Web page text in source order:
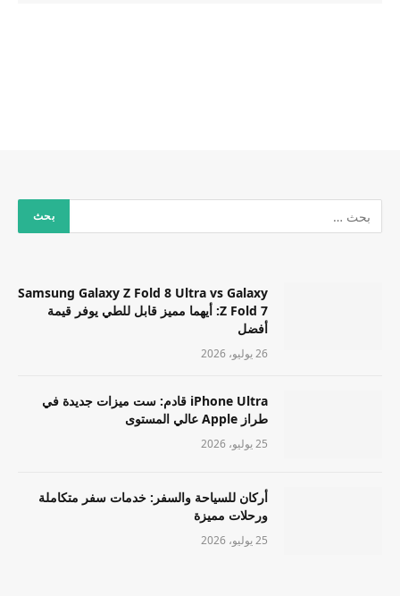
Samsung Galaxy Z Fold 8 Ultra vs Galaxy
Z Fold 7: أيهما مميز قابل للطي يوفر قيمة
أفضل
26 يوليو، 2026
iPhone Ultra قادم: ست ميزات جديدة في
طراز Apple عالي المستوى
25 يوليو، 2026
أركان للسياحة والسفر: خدمات سفر متكاملة
ورحلات مميزة
25 يوليو، 2026